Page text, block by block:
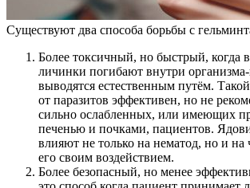
Существуют два способа борьбы с
Более токсичный, но быстрый, когда
личинки погибают внутри организма-
выводятся естественным путём.
от паразитов эффективен, но не
сильно ослабленных, или имеющих
печенью и почками, пациентов.
влияют не только на нематод, но и на
его своим воздействием.
Более безопасный, но менее